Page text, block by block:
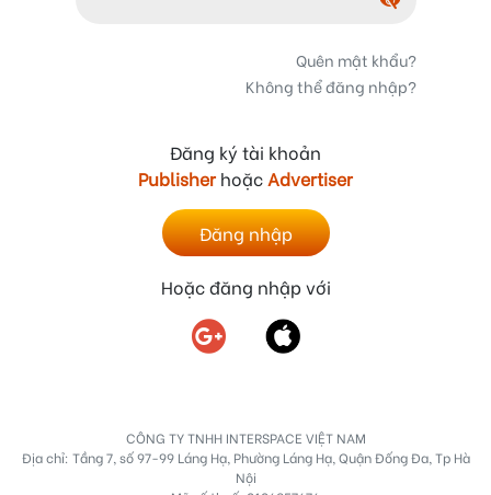
Quên mật khẩu?
Không thể đăng nhập?
Đăng ký tài khoản
Publisher hoặc Advertiser
Đăng nhập
Hoặc đăng nhập với
CÔNG TY TNHH INTERSPACE VIỆT NAM
Địa chỉ: Tầng 7, số 97-99 Láng Hạ, Phường Láng Hạ, Quận Đống Đa, Tp Hà
Nội